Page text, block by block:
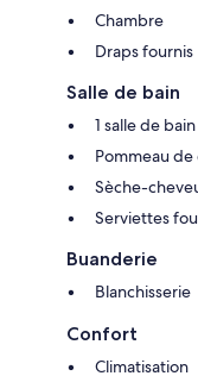
Chambre
Draps fournis
Salle de bain
1 salle de
Pommeau
Sèche-
Serviettes
Buanderie
Blanchisserie
Confort
Climatisation